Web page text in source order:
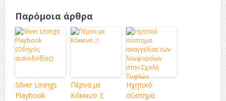
Παρόμοια άρθρα
Silver Linings
Playbook
Πέρνα με
Κόκκινο ;!;
Ηχητικό
σύστημα